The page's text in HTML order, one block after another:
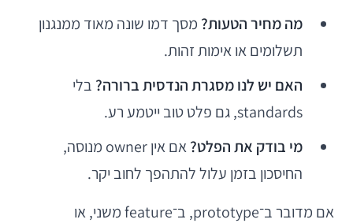
מה מחיר הטעות? מסך דמו שונה מאוד ממנגנון
תשלומים או אימות זהות.
האם יש לנו מסגרת הנדסית ברורה? בלי
standards, גם פלט טוב ייטמע רע.
מי בודק את הפלט?
אם אין owner מנוסה,
החיסכון בזמן עלול להתהפך לחוב יקר.
אם מדובר ב־prototype, ב־feature משני, או